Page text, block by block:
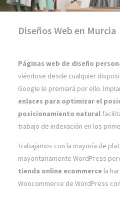
Diseños Web en Murcia
Páginas web de diseño
viéndose desde cualquier
Google le premiará por ello.
enlaces para optimizar el
posicionamiento natural
trabajo de indexación en los
Trabajamos con la mayoría de
mayoritariamente WordPress
tienda online ecommerce la
Woocommerce de WordPress